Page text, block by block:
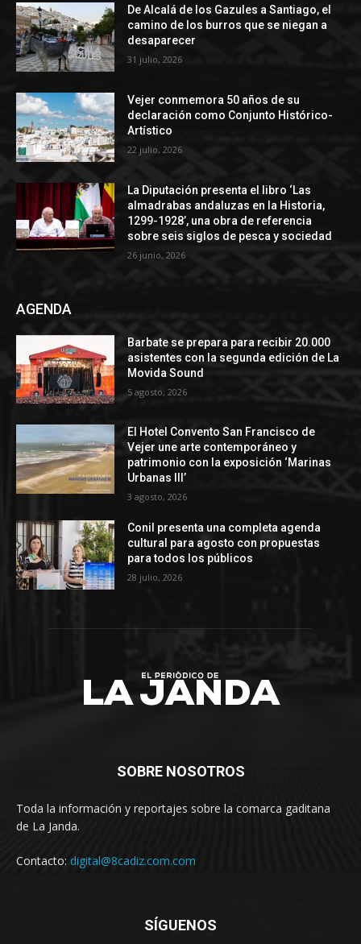
De Alcalá de los Gazules a Santiago, el
camino de los burros que se niegan a
desaparecer
31 julio, 2026
Vejer conmemora 50 años de su
declaración como Conjunto Histórico-
Artístico
22 julio, 2026
La Diputación presenta el libro ‘Las
almadrabas andaluzas en la Historia,
1299-1928’, una obra de referencia
sobre seis siglos de pesca y sociedad
26 junio, 2026
AGENDA
Barbate se prepara para recibir 20.000
asistentes con la segunda edición de La
Movida Sound
5 agosto, 2026
El Hotel Convento San Francisco de
Vejer une arte contemporáneo y
patrimonio con la exposición ‘Marinas
Urbanas III’
3 agosto, 2026
Conil presenta una completa agenda
cultural para agosto con propuestas
para todos los públicos
28 julio, 2026
SOBRE NOSOTROS
Toda la información y reportajes sobre la comarca gaditana
de La Janda.
Contacto: digital@8cadiz.com.com
SÍGUENOS